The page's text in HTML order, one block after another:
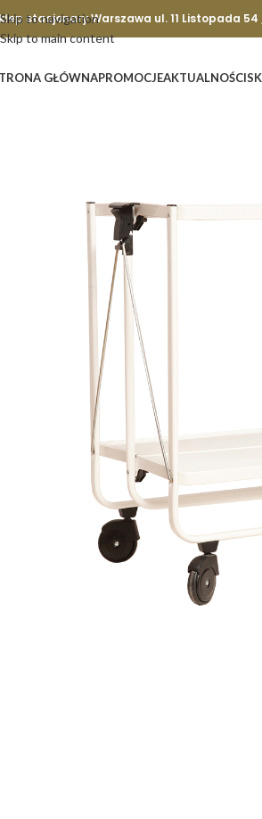
Skip to navigation
Skip to main content
stacjonary Warszawa ul. 11 Listopada
GŁÓWNAPROMOCJEAKTUALNOŚCI